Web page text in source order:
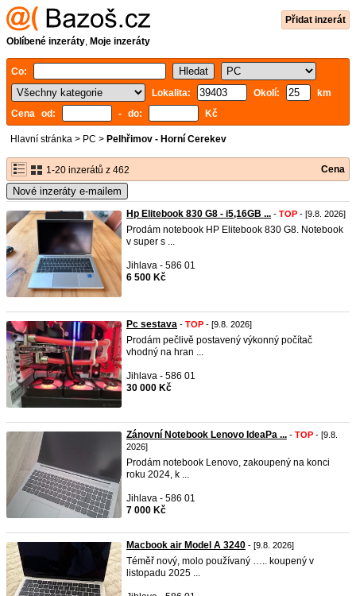
Přidat inzerát
Oblíbené inzeráty, Moje inzeráty
Co:
Lokalita:
Okolí:
km
Cena od:
- do: Kč
Hlavní stránka > PC > Pelhřimov - Horní Cerekev
1-20 inzerátů z 462 Cena
Nové inzeráty e-mailem
Hp Elitebook 830 G8 - i5,16GB ... - TOP - [9.8. 2026]
Prodám notebook HP Elitebook 830 G8. Notebook
v super s ...
Jihlava - 586 01
6 500 Kč
Pc sestava - TOP - [9.8. 2026]
Prodám pečlivě postavený výkonný počítač
vhodný na hran ...
Jihlava - 586 01
30 000 Kč
Zánovní Notebook Lenovo IdeaPa ... - TOP - [9.8.
2026]
Prodám notebook Lenovo, zakoupený na konci
roku 2024, k ...
Jihlava - 586 01
7 000 Kč
Macbook air Model A 3240 - [9.8. 2026]
Téměř nový, molo používaný ….. koupený v
listopadu 2025 ...